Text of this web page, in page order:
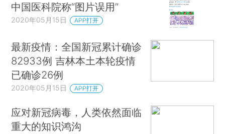
中国医科院称“图片误用”
2020年05月15日 APP打开
最新疫情：全国新冠累计确诊
82933例 吉林本土本轮疫情
已确诊26例
2020年05月15日 APP打开
应对新冠病毒，人类依然面临
重大的知识鸿沟